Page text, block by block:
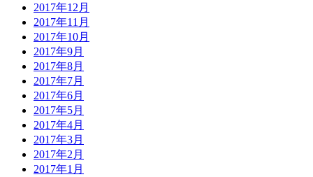
2017年12月
2017年11月
2017年10月
2017年9月
2017年8月
2017年7月
2017年6月
2017年5月
2017年4月
2017年3月
2017年2月
2017年1月